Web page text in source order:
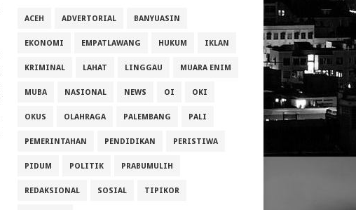
ACEH ADVERTORIAL BANYUASIN
EKONOMI EMPATLAWANG HUKUM IKLAN
KRIMINAL LAHAT LINGGAU MUARA ENIM
MUBA NASIONAL NEWS OI OKI
OKUS OLAHRAGA PALEMBANG PALI
PEMERINTAHAN PENDIDIKAN PERISTIWA
PIDUM POLITIK PRABUMULIH
REDAKSIONAL SOSIAL TIPIKOR